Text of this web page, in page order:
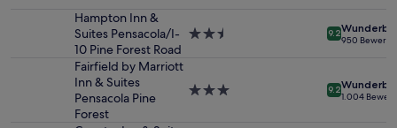
1 Übernachtung
2 Erwachsenen
Hampton Inn &
Suites Pensacola/I-
10 Pine Forest Road
2.5-
9.2
950
Fairfield by Marriott
Inn & Suites
Pensacola Pine
Forest
3.0-
9.2
1.004